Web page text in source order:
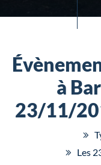
à
23/11/
Les